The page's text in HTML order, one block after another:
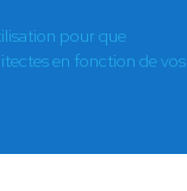
pour que
en fonction de vos